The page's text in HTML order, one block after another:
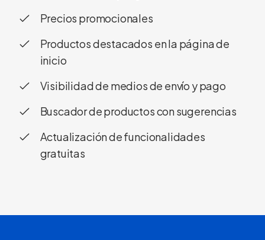
Precios promocionales
Productos destacados en la página de
inicio
Visibilidad de medios de envío y pago
Buscador de productos con sugerencias
Actualización de funcionalidades
gratuitas